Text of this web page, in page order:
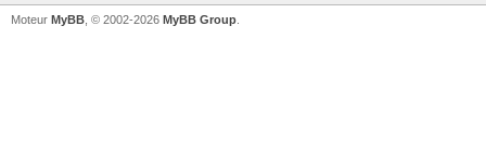
Moteur MyBB , © 2002-2026 MyBB Group